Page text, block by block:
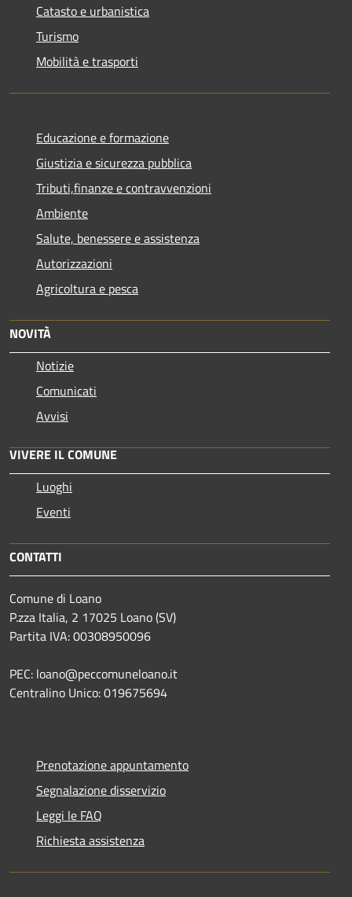
Catasto e urbanistica
Turismo
Mobilità e trasporti
Educazione e formazione
Giustizia e sicurezza pubblica
Tributi,finanze e contravvenzioni
Ambiente
Salute, benessere e assistenza
Autorizzazioni
Agricoltura e pesca
NOVITÀ
Notizie
Comunicati
Avvisi
VIVERE IL COMUNE
Luoghi
Eventi
CONTATTI
Comune di Loano
P.zza Italia, 2 17025 Loano (SV)
Partita IVA: 00308950096
PEC: loano@peccomuneloano.it
Centralino Unico: 019675694
Prenotazione appuntamento
Segnalazione disservizio
Leggi le FAQ
Richiesta assistenza